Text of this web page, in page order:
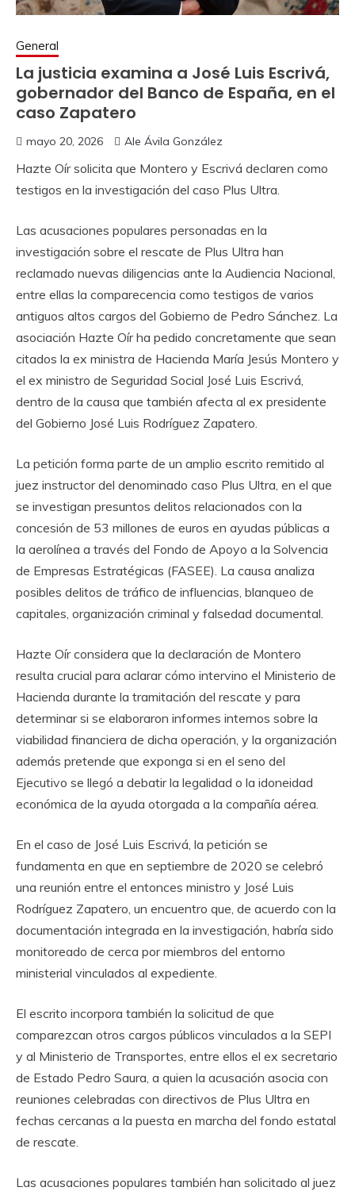
General
La justicia examina a José Luis Escrivá,
gobernador del Banco de España, en el
caso Zapatero
mayo 20, 2026 Ale Ávila González
Hazte Oír solicita que Montero y Escrivá declaren como
testigos en la investigación del caso Plus Ultra.
Las acusaciones populares personadas en la
investigación sobre el rescate de Plus Ultra han
reclamado nuevas diligencias ante la Audiencia Nacional,
entre ellas la comparecencia como testigos de varios
antiguos altos cargos del Gobierno de Pedro Sánchez. La
asociación Hazte Oír ha pedido concretamente que sean
citados la ex ministra de Hacienda María Jesús Montero y
el ex ministro de Seguridad Social José Luis Escrivá,
dentro de la causa que también afecta al ex presidente
del Gobierno José Luis Rodríguez Zapatero.
La petición forma parte de un amplio escrito remitido al
juez instructor del denominado caso Plus Ultra, en el que
se investigan presuntos delitos relacionados con la
concesión de 53 millones de euros en ayudas públicas a
la aerolínea a través del Fondo de Apoyo a la Solvencia
de Empresas Estratégicas (FASEE). La causa analiza
posibles delitos de tráfico de influencias, blanqueo de
capitales, organización criminal y falsedad documental.
Hazte Oír considera que la declaración de Montero
resulta crucial para aclarar cómo intervino el Ministerio de
Hacienda durante la tramitación del rescate y para
determinar si se elaboraron informes internos sobre la
viabilidad financiera de dicha operación, y la organización
además pretende que exponga si en el seno del
Ejecutivo se llegó a debatir la legalidad o la idoneidad
económica de la ayuda otorgada a la compañía aérea.
En el caso de José Luis Escrivá, la petición se
fundamenta en que en septiembre de 2020 se celebró
una reunión entre el entonces ministro y José Luis
Rodríguez Zapatero, un encuentro que, de acuerdo con la
documentación integrada en la investigación, habría sido
monitoreado de cerca por miembros del entorno
ministerial vinculados al expediente.
El escrito incorpora también la solicitud de que
comparezcan otros cargos públicos vinculados a la SEPI
y al Ministerio de Transportes, entre ellos el ex secretario
de Estado Pedro Saura, a quien la acusación asocia con
reuniones celebradas con directivos de Plus Ultra en
fechas cercanas a la puesta en marcha del fondo estatal
de rescate.
Las acusaciones populares también han solicitado al juez